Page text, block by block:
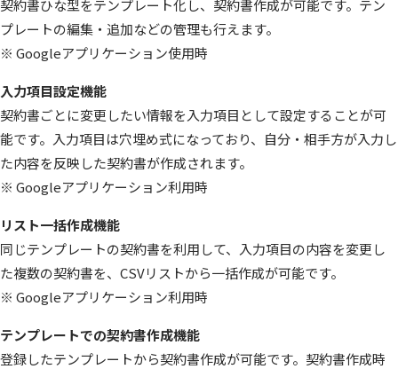
契約書ひな型をテンプレート化し、契約書作成が可能です。テン
プレートの編集・追加などの管理も行えます。
※ Googleアプリケーション使用時
入力項目設定機能
契約書ごとに変更したい情報を入力項目として設定することが可
能です。入力項目は穴埋め式になっており、自分・相手方が入力し
た内容を反映した契約書が作成されます。
※ Googleアプリケーション利用時
リスト一括作成機能
同じテンプレートの契約書を利用して、入力項目の内容を変更し
た複数の契約書を、CSVリストから一括作成が可能です。
※ Googleアプリケーション利用時
テンプレートでの契約書作成機能
登録したテンプレートから契約書作成が可能です。契約書作成時